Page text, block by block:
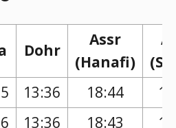
Dohr
Assr
(Hanafi)
13:36 18:44
13:36 18:43